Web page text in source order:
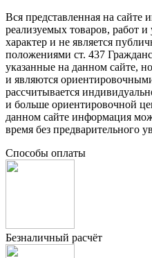
Вся представленная на сайте
реализуемых товаров, работ
характер и не является
положениями ст. 437
указанные на данном сайте,
и являются
рассчитывается
и больше ориентировочной
данном сайте информация
время без предварительного
Способы оплаты
Безналичный расчёт